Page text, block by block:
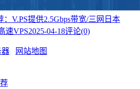
V.PS提供2.5Gbps带宽/三网日本
速VPS2025-04-18评论(0)
器 网站地图